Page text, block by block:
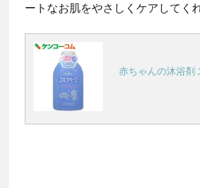
ートなお肌をやさしくケアしてく
赤ちゃんの沐浴剤